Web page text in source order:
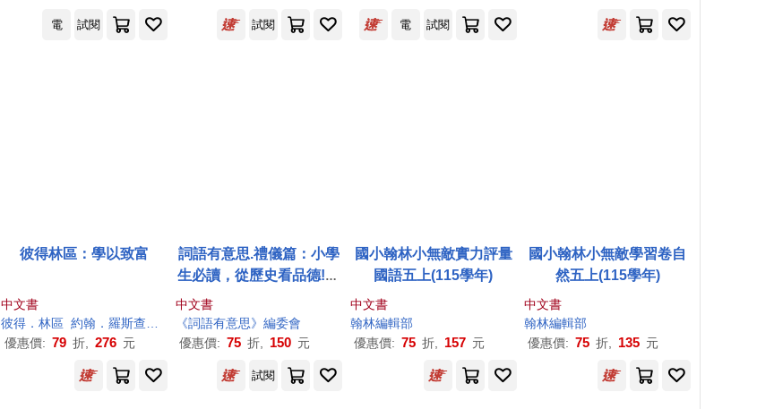
電 試閱 試閱 電 試閱
彼得林區：學以致富
中文書
彼得．林區 約翰．羅斯查得
吳國卿
優惠價: 79 折, 276 元
詞語有意思.禮儀篇：小學
生必讀，從歷史看品德!50
個詞語+成語故事，打造超
強作文力!
中文書
《詞語有意思》編委會
優惠價: 75 折, 150 元
國小翰林小無敵實力評量
國語五上(115學年)
中文書
翰林編輯部
優惠價: 75 折, 157 元
國小翰林小無敵學習卷自
然五上(115學年)
中文書
翰林編輯部
優惠價: 75 折, 135 元
試閱